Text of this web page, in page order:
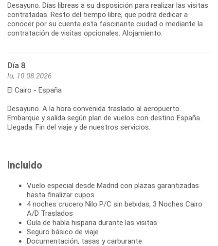
Desayuno. Días libreas a su disposición para realizar las visitas
contratadas. Resto del tiempo libre, que podrá dedicar a
conocer por su cuenta esta fascinante ciudad o mediante la
contratación de visitas opcionales. Alojamiento.
Día 8
lu, 10.08.2026
El Cairo - España
Desayuno. A la hora convenida traslado al aeropuerto.
Embarque y salida según plan de vuelos con destino España.
Llegada. Fin del viaje y de nuestros servicios.
Incluido
Vuelo especial desde Madrid con plazas garantizadas
hasta finalizar cupos
4 noches crucero Nilo P/C sin bebidas, 3 Noches Cairo
A/D Traslados
Guía de habla hispana durante las visitas
Seguro básico de viaje
Documentación, tasas y carburante